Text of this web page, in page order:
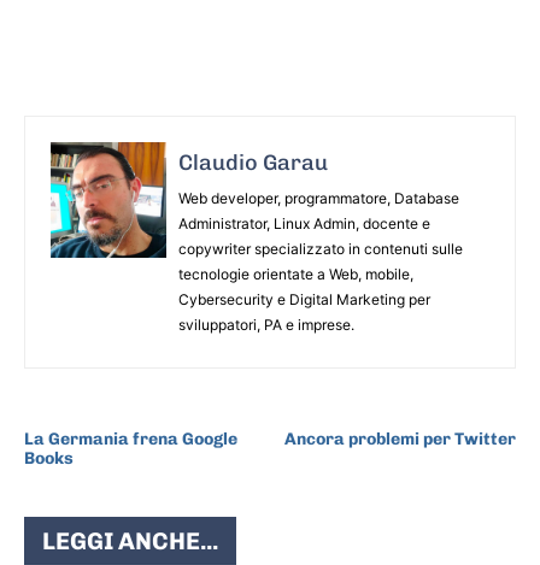
Claudio Garau
Web developer, programmatore, Database
Administrator, Linux Admin, docente e
copywriter specializzato in contenuti sulle
tecnologie orientate a Web, mobile,
Cybersecurity e Digital Marketing per
sviluppatori, PA e imprese.
La Germania frena Google
Books
Ancora problemi per Twitter
LEGGI ANCHE...